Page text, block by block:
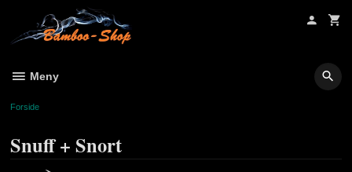
innholdet
Meny
Forside
Snuff + Snort